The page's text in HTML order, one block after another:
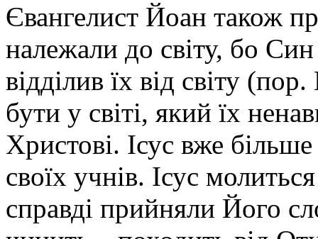
Євангелист Йоан також
належали до світу, бо Син
відділив їх від світу
бути у світі, який їх
Христові. Ісус вже
своїх учнів. Ісус
справді прийняли Його